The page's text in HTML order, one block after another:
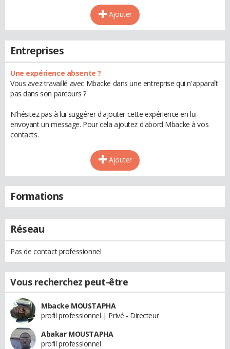
Ajouter
Entreprises
Une expérience absente ?
Vous avez travaillé avec Mbacke dans une entreprise qui n'apparaît
pas dans son parcours ?
N'hésitez pas à lui suggérer d'ajouter cette expérience en lui
envoyant un message. Pour cela ajoutez d'abord Mbacke à vos
contacts.
Ajouter
Formations
Réseau
Pas de contact professionnel
Vous recherchez peut-être
Mbacke MOUSTAPHA
profil professionnel | Privé - Directeur
Abakar MOUSTAPHA
profil professionnel